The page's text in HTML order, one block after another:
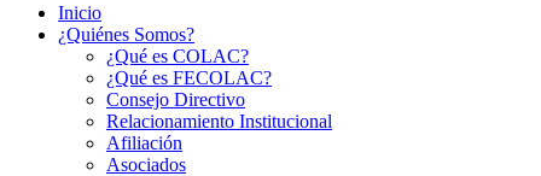
Inicio
¿Quiénes Somos?
¿Qué es COLAC?
¿Qué es FECOLAC?
Consejo Directivo
Relacionamiento Institucional
Afiliación
Asociados